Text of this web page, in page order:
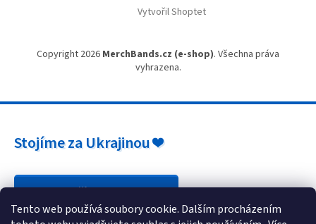
Tento web používá soubory cookie. Dalším procházením
Vytvořil Shoptet
Copyright 2026 MerchBands.cz (e-shop). Všechna práva
vyhrazena.
Stojíme za Ukrajinou ❤️
Jak a čím pomoci »